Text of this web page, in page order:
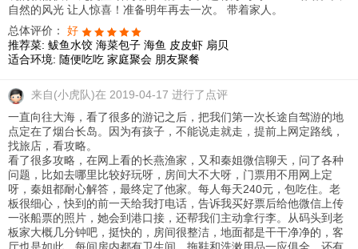
自然的风光 让人惊喜！准备明年再去一次。 带着家人。
总体评价： 好
推荐菜: 鲅鱼水饺 海菜包子 海鱼 皮皮虾 扇贝
适合环境: 随便吃吃 家庭聚会 朋友聚餐
来自(小虎队)在 2019-04-17 进行了点评
一直向往大海，看了很多的游记之后，把我们第一次长途自驾游的地
点定在了烟台长岛。因为有孩子，不能说走就走，提前上网定路线，
找旅店，看攻略。
看了很多攻略，在网上看的长燕渔家，又和秦姐微信聊天，问了各种
问题，比如去哪里比较好玩呀，房间大不大呀，门票用不用网上定
呀，秦姐都耐心解答，最终定了他家。每人每天240元，包吃住。老
板很细心，快到的前一天给我打电话，告诉我买好票后给他微信上传
一张船票的照片，她会到港口接，还帮我们主动拿行李。从码头到老
板家大概几分钟吧，挺快的，房间很整洁，地面都是干干净净的，客
厅也是如此，每间房内都有卫生间，拖鞋和洗漱用品一应俱全，还有